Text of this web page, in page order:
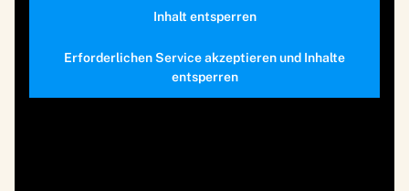
Inhalt entsperren
Erforderlichen Service akzeptieren und Inhalte
entsperren